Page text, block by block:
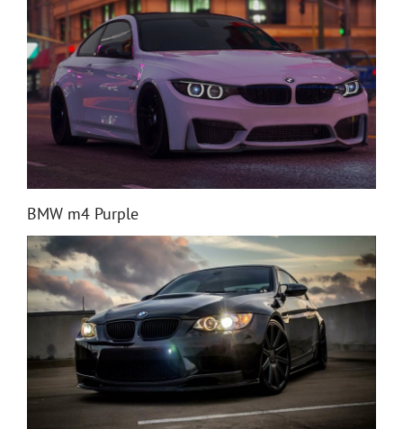
BMW m4 Purple